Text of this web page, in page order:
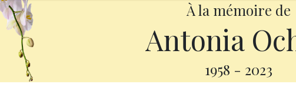
À la mémoire de
Antonia
1958 - 2023